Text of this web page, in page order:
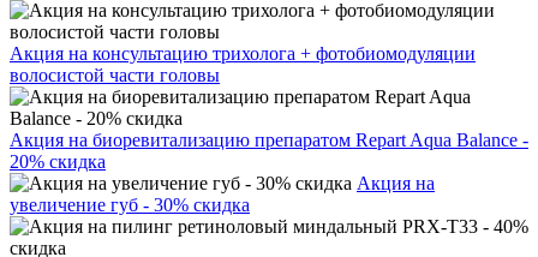
Акция на консультацию трихолога + фотобиомодуляции
волосистой части головы
Акция на биоревитализацию препаратом Repart Aqua Balance -
20% скидка
Акция на
увеличение губ - 30% скидка